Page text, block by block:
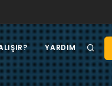
YARDIM